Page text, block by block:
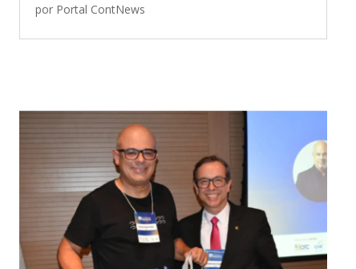
por Portal ContNews